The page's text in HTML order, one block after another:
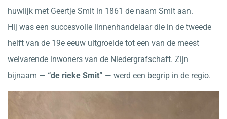
huwlijk met Geertje Smit in 1861 de naam Smit aan.
Hij was een succesvolle linnenhandelaar die in de tweede
helft van de 19e eeuw uitgroeide tot een van de meest
welvarende inwoners van de Niedergrafschaft. Zijn
bijnaam — “de rieke Smit” — werd een begrip in de regio.